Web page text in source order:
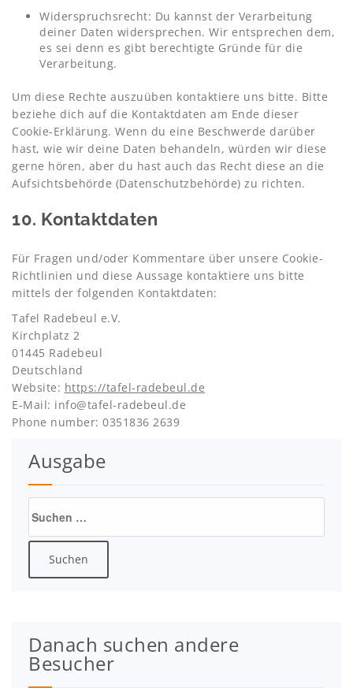
Widerspruchsrecht: Du kannst der Verarbeitung
deiner Daten widersprechen. Wir entsprechen dem,
es sei denn es gibt berechtigte Gründe für die
Verarbeitung.
Um diese Rechte auszuüben kontaktiere uns bitte. Bitte
beziehe dich auf die Kontaktdaten am Ende dieser
Cookie-Erklärung. Wenn du eine Beschwerde darüber
hast, wie wir deine Daten behandeln, würden wir diese
gerne hören, aber du hast auch das Recht diese an die
Aufsichtsbehörde (Datenschutzbehörde) zu richten.
10. Kontaktdaten
Für Fragen und/oder Kommentare über unsere Cookie-
Richtlinien und diese Aussage kontaktiere uns bitte
mittels der folgenden Kontaktdaten:
Tafel Radebeul e.V.
Kirchplatz 2
01445 Radebeul
Deutschland
Website: https://tafel-radebeul.de
E-Mail: info@tafel-radebeul.de
Phone number: 0351836 2639
Ausgabe
nach:
Danach suchen andere
Besucher